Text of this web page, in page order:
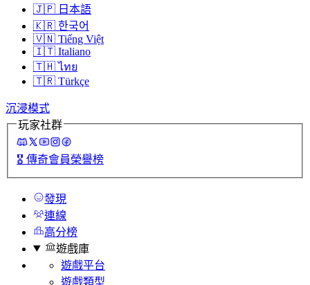
🇯🇵 日本語
🇰🇷 한국어
🇻🇳 Tiếng Việt
🇮🇹 Italiano
🇹🇭 ไทย
🇹🇷 Türkçe
沉浸模式
玩家社群
🎖️ 傳奇會員榮譽榜
發現
連線
高分榜
遊戲庫
遊戲平台
遊戲類型